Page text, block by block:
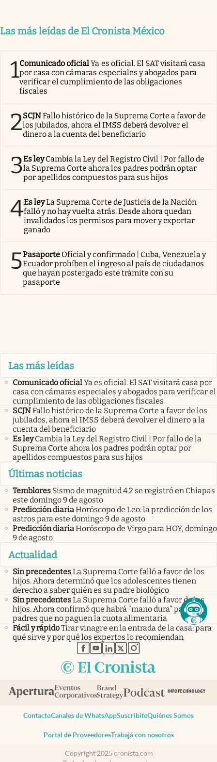
Las más leídas de El Cronista México
1Comunicado oficialYa es oficial. El SAT visitará casa
por casa con cámaras especiales y abogados para
verificar el cumplimiento de las obligaciones
fiscales
2SCJNFallo histórico de la Suprema Corte a favor de
los jubilados, ahora el IMSS deberá devolver el
dinero a la cuenta del beneficiario
3Es ley Cambia la Ley del Registro Civil | Por fallo de
la Suprema Corte ahora los padres podrán optar
por apellidos compuestos para sus hijos
4Es leyLa Suprema Corte de Justicia de la Nación
falló y no hay vuelta atrás. Desde ahora quedan
invalidados los permisos para mover y exportar
ganado
5Pasaporte Oficial y confirmado | Cuba, Venezuela y
Ecuador prohíben el ingreso al país de ciudadanos
que hayan postergado este trámite con su
pasaporte
Las más leídas
Comunicado oficialYa es oficial. El SAT visitará casa por
casa con cámaras especiales y abogados para verificar el
cumplimiento de las obligaciones fiscales
SCJNFallo histórico de la Suprema Corte a favor de los
jubilados, ahora el IMSS deberá devolver el dinero a la
cuenta del beneficiario
Es ley Cambia la Ley del Registro Civil | Por fallo de la
Suprema Corte ahora los padres podrán optar por
apellidos compuestos para sus hijos
Últimas noticias
Temblores Sismo de magnitud 4.2 se registró en Chiapas
este domingo 9 de agosto
Predicción diariaHoróscopo de Leo: la predicción de los
astros para este domingo 9 de agosto
Predicción diariaHoróscopo de Virgo para HOY, domingo
9 de agosto
Actualidad
Sin precedentesLa Suprema Corte falló a favor de los
hijos. Ahora determinó que los adolescentes tienen
derecho a saber quién es su padre biológico
Sin precedentesLa Suprema Corte falló a favor de los
hijos. Ahora confirmó que habrá “mano dura” para los
padres que no paguen la cuota alimentaria
Fácil y rápidoTirar vinagre en la entrada de la casa: para
qué sirve y por qué los expertos lo recomiendan
abre en nueva pestaña
abre en nueva pestaña
abre en nueva pestaña
abre en nueva pestaña
abre en nueva pestaña
ContactoCanales de WhatsAppSuscribiteQuiénes Somos
Portal de ProveedoresTrabajá con nosotros
Copyright 2025 cronista.com